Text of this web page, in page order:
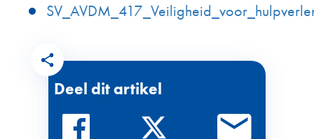
Deel dit artikel